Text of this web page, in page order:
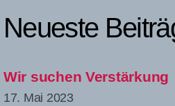
Neueste
Wir suchen Verstärkung
17. Mai 2023